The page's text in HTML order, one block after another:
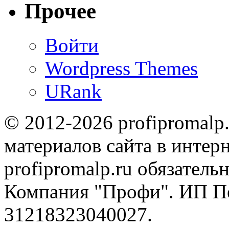
Прочее
Войти
Wordpress Themes
URank
© 2012-2026
материалов сайта в
profipromalp.ru
Компания "Профи". ИП
31218323040027.